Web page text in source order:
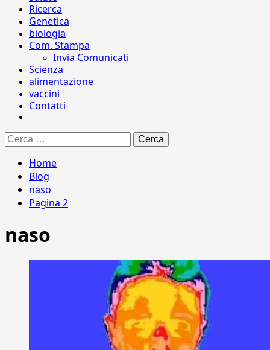
Ricerca
Genetica
biologia
Com. Stampa
Invia Comunicati
Scienza
alimentazione
vaccini
Contatti
Ricerca
per:
Home
Blog
naso
Pagina 2
naso